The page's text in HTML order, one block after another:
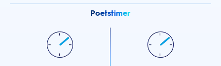
Poetstimer